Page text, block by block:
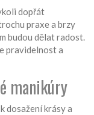
dopřát
praxe a brzy
budou dělat radost.
pravidelnost a
manikúry
dosažení krásy a